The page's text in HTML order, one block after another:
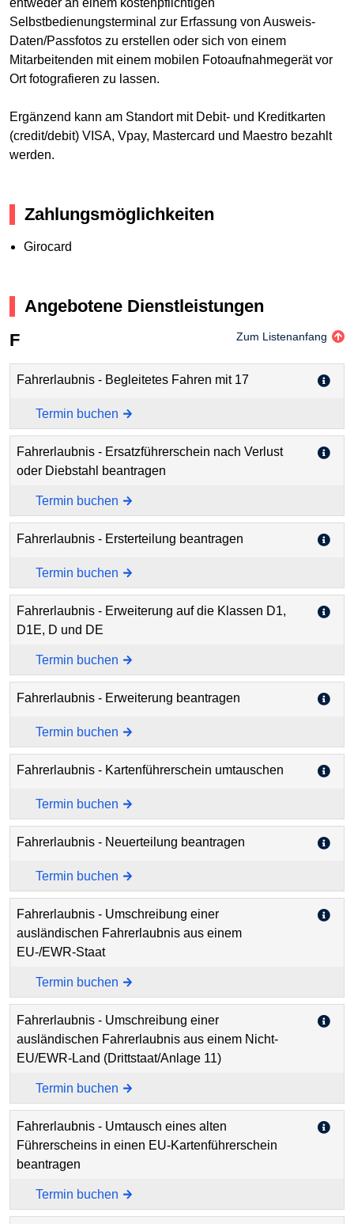
Selbstbedienungsterminal zur Erfassung von Ausweis-
Daten/Passfotos zu erstellen oder sich von einem
Mitarbeitenden mit einem mobilen Fotoaufnahmegerät vor
Ort fotografieren zu lassen.
Ergänzend kann am Standort mit Debit- und Kreditkarten
(credit/debit) VISA, Vpay, Mastercard und Maestro bezahlt
werden.
Zahlungsmöglichkeiten
Girocard
Angebotene Dienstleistungen
F
Zum Listenanfang
Fahrerlaubnis - Begleitetes Fahren mit 17
Termin buchen
Fahrerlaubnis - Ersatzführerschein nach Verlust
oder Diebstahl beantragen
Termin buchen
Fahrerlaubnis - Ersterteilung beantragen
Termin buchen
Fahrerlaubnis - Erweiterung auf die Klassen D1,
D1E, D und DE
Termin buchen
Fahrerlaubnis - Erweiterung beantragen
Termin buchen
Fahrerlaubnis - Kartenführerschein umtauschen
Termin buchen
Fahrerlaubnis - Neuerteilung beantragen
Termin buchen
Fahrerlaubnis - Umschreibung einer
ausländischen Fahrerlaubnis aus einem
EU-/EWR-Staat
Termin buchen
Fahrerlaubnis - Umschreibung einer
ausländischen Fahrerlaubnis aus einem Nicht-
EU/EWR-Land (Drittstaat/Anlage 11)
Termin buchen
Fahrerlaubnis - Umtausch eines alten
Führerscheins in einen EU-Kartenführerschein
beantragen
Termin buchen